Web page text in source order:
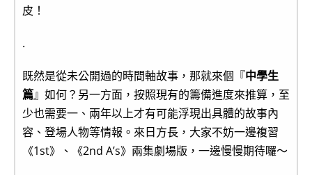
皮！
.
既然是從未公開過的時間軸故事，那就來個『中學生
篇』如何？另一方面，按照現有的籌備進度來推算，至
少也需要一、兩年以上才有可能浮現出具體的故事內
容、登場人物等情報。來日方長，大家不妨一邊複習
《1st》、《2nd A’s》兩集劇場版，一邊慢慢期待囉～